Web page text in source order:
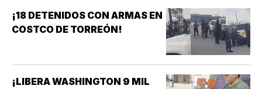
¡18 DETENIDOS CON ARMAS EN
COSTCO DE TORREÓN!
¡LIBERA WASHINGTON 9 MIL